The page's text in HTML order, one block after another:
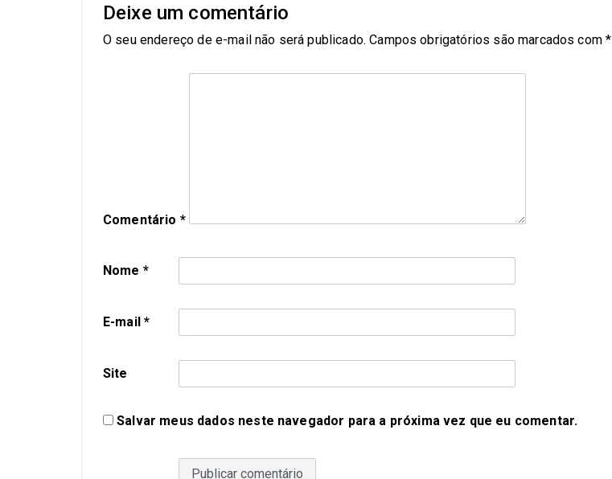
Deixe um comentário
O seu endereço de e-mail não será publicado. Campos obrigatórios são marcados com*
Comentário *
Nome *
E-mail*
Site
Salvar meus dados neste navegador para a próxima vez que eu comentar.